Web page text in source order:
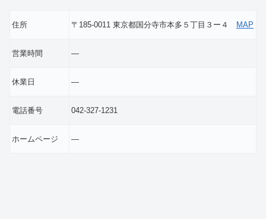
住所 〒185-0011 東京都国分寺市本多５丁目３ー４ MAP
営業時間 ―
休業日 ―
電話番号 042-327-1231
ホームページ ―